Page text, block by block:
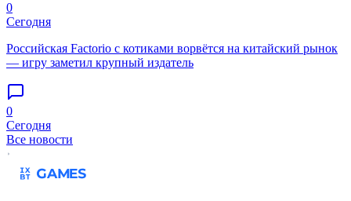
0
Сегодня
Российская Factorio с котиками ворвётся на китайский рынок
— игру заметил крупный издатель
0
Сегодня
Все новости